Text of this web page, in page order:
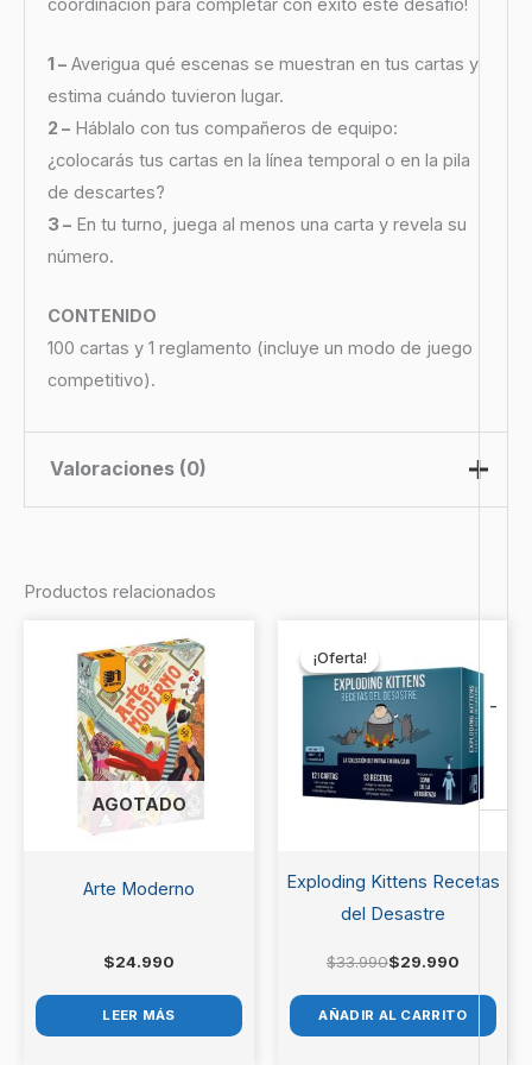
-
1 –Averigua qué escenas se muestran en tus cartas y
estima cuándo tuvieron lugar.
2 –Háblalo con tus compañeros de equipo:
¿colocarás tus cartas en la línea temporal o en la pila
de descartes?
3 –En tu turno, juega al menos una carta y revela su
número.
CONTENIDO
100 cartas y 1 reglamento (incluye un modo de juego
competitivo).
Valoraciones (0)
Twist Star Wars”
Debesaccederpara publicar una valoración.
Productos relacionados
AGOTADO
Arte Moderno
$24.990
LEER MÁS
¡Oferta!
¡Oferta!
Exploding Kittens Recetas
del Desastre
$33.990
original
era:
$33.990.
$29.990
actual
es:
$29.990.
AÑADIR AL CARRITO